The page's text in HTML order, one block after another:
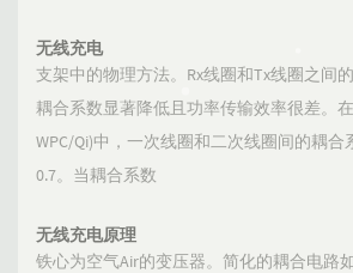
无线充电
支架中的物理方法。Rx线圈和Tx线圈之间
耦合系数显著降低且功率传输效率很差。
WPC/Qi)中，一次线圈和二次线圈间的耦合
0.7。当耦合系数
无线充电原理
铁心为空气Air的变压器。简化的耦合电路